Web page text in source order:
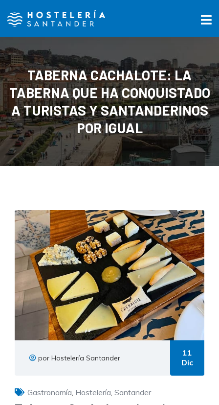
TABERNA CACHALOTE: LA
TABERNA QUE HA CONQUISTADO
A TURISTAS Y SANTANDERINOS
POR IGUAL
por Hostelería Santander
11
Dic
Gastronomía Hostelería Santander